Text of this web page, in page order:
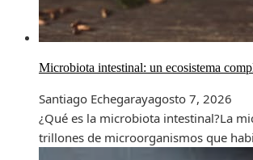
Microbiota intestinal: un ecosistema
Santiago Echegarayagosto 7, 2026
¿Qué es la microbiota intestinal?La
trillones de microorganismos que